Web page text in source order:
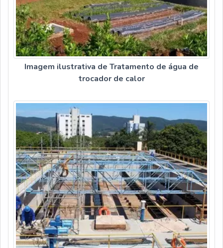
Imagem ilustrativa de Tratamento de água de
trocador de calor